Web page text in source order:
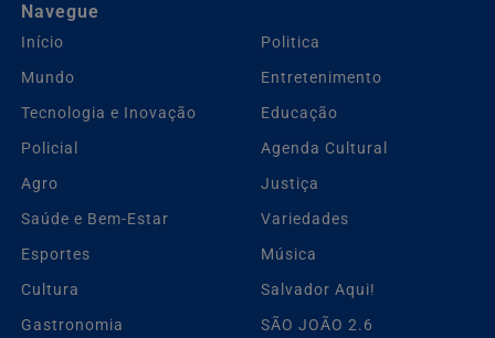
Navegue
Início
Politica
Mundo
Entretenimento
Tecnologia e Inovação
Educação
Policial
Agenda Cultural
Agro
Justiça
Saúde e Bem-Estar
Variedades
Esportes
Música
Cultura
Salvador Aqui!
Gastronomia
SÃO JOÃO 2.6